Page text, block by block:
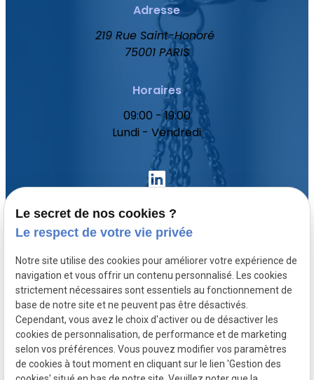
Adresse
219 Rue Saint-Honoré
75001 PARIS
Horaires
09:00 - 19:00
Lundi - Vendredi
Votre avocat
Domaines de compétence
Actualités
Contact
SIRET : Mentions légales
Le secret de nos cookies ?
Le respect de votre vie privée
Notre site utilise des cookies pour améliorer votre expérience de
navigation et vous offrir un contenu personnalisé. Les cookies
strictement nécessaires sont essentiels au fonctionnement de
base de notre site et ne peuvent pas être désactivés.
Cependant, vous avez le choix d'activer ou de désactiver les
cookies de personnalisation, de performance et de marketing
selon vos préférences. Vous pouvez modifier vos paramètres
de cookies à tout moment en cliquant sur le lien 'Gestion des